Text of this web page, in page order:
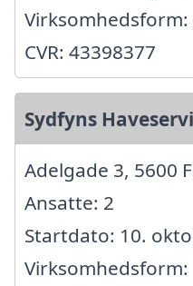
CVR: 43398377
Sydfyns
Adelgade 3, 5600
Ansatte: 2
Startdato: 10.
Virksomhedsform: